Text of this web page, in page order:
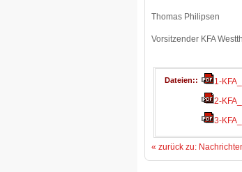
Thomas Philipsen
Vorsitzender KFA
Dateien: 1-
2-
3-
« zurück zu: